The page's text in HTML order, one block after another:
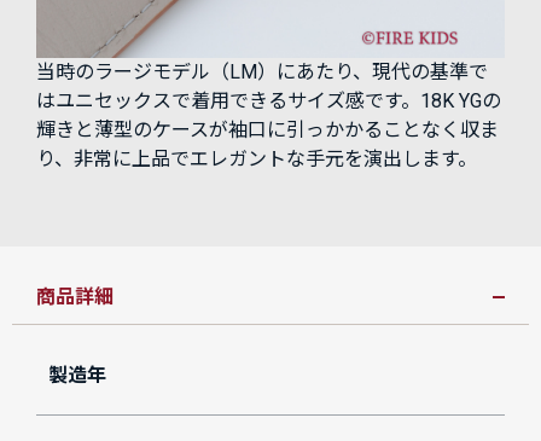
当時のラージモデル（LM）にあたり、現代の基準で
はユニセックスで着用できるサイズ感です。18K YGの
輝きと薄型のケースが袖口に引っかかることなく収ま
り、非常に上品でエレガントな手元を演出します。
商品詳細
製造年